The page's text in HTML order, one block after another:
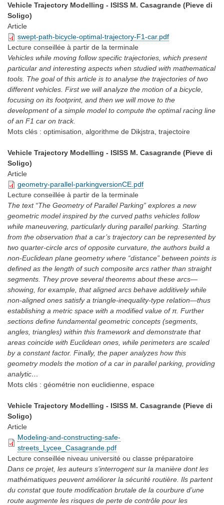
Vehicle Trajectory Modelling - ISISS M. Casagrande (Pieve di
Soligo)
Article
swept-path-bicycle-optimal-trajectory-F1-car.pdf
Lecture conseillée à partir de la terminale
Vehicles while moving follow specific trajectories, which present
particular and interesting aspects when studied with mathematical
tools. The goal of this article is to analyse the trajectories of two
different vehicles. First we will analyze the motion of a bicycle,
focusing on its footprint, and then we will move to the
development of a simple model to compute the optimal racing line
of an F1 car on track.
Mots clés : optimisation, algorithme de Dikjstra, trajectoire
Vehicle Trajectory Modelling - ISISS M. Casagrande (Pieve di
Soligo)
Article
geometry-parallel-parkingversionCE.pdf
Lecture conseillée à partir de la terminale
The text “The Geometry of Parallel Parking” explores a new
geometric model inspired by the curved paths vehicles follow
while maneuvering, particularly during parallel parking. Starting
from the observation that a car’s trajectory can be represented by
two quarter-circle arcs of opposite curvature, the authors build a
non-Euclidean plane geometry where “distance” between points is
defined as the length of such composite arcs rather than straight
segments. They prove several theorems about these arcs—
showing, for example, that aligned arcs behave additively while
non-aligned ones satisfy a triangle-inequality-type relation—thus
establishing a metric space with a modified value of π. Further
sections define fundamental geometric concepts (segments,
angles, triangles) within this framework and demonstrate that
areas coincide with Euclidean ones, while perimeters are scaled
by a constant factor. Finally, the paper analyzes how this
geometry models the motion of a car in parallel parking, providing
analytic…
Mots clés : géométrie non euclidienne, espace
Vehicle Trajectory Modelling - ISISS M. Casagrande (Pieve di
Soligo)
Article
Modeling-and-constructing-safe-
streets_Lycee_Casagrande.pdf
Lecture conseillée niveau université ou classe préparatoire
Dans ce projet, les auteurs s’interrogent sur la manière dont les
mathématiques peuvent améliorer la sécurité routière. Ils partent
du constat que toute modification brutale de la courbure d’une
route augmente les risques de perte de contrôle pour les